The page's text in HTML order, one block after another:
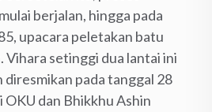
berjalan, hingga pada
upacara peletakan batu
Vihara setinggi dua lantai ini
diresmikan pada tanggal 28
dan Bhikkhu Ashin